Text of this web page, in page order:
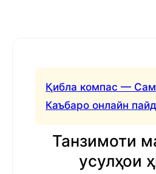
Қибла компас —
Каъбаро онлайн
Танзимоти
усулҳои